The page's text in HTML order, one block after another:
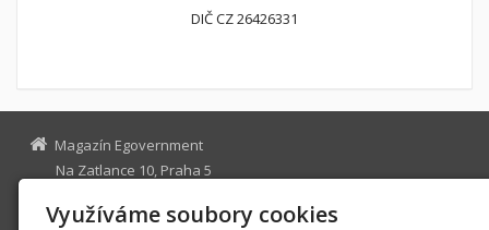
DIČ CZ 26426331
Magazín Egovernment
Na Zatlance 10, Praha 5
egovernment@egovernment.cz
Využíváme soubory cookies